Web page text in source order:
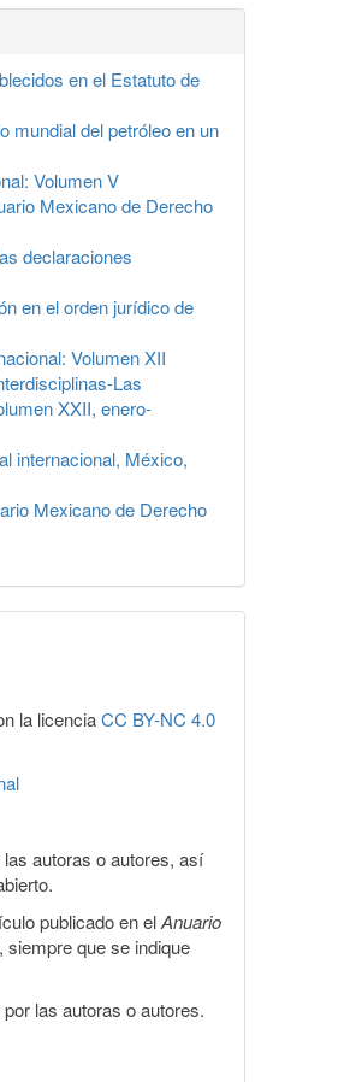
en el Estatuto de
mundial del petróleo en un
Volumen V
Mexicano de Derecho
declaraciones
en el orden jurídico de
Volumen XII
Las
XXII, enero-
internacional, México,
Mexicano de Derecho
la licenciaCC BY-NC 4.0
autoras o autores, así
publicado en elAnuario
siempre que se indique
las autoras o autores.